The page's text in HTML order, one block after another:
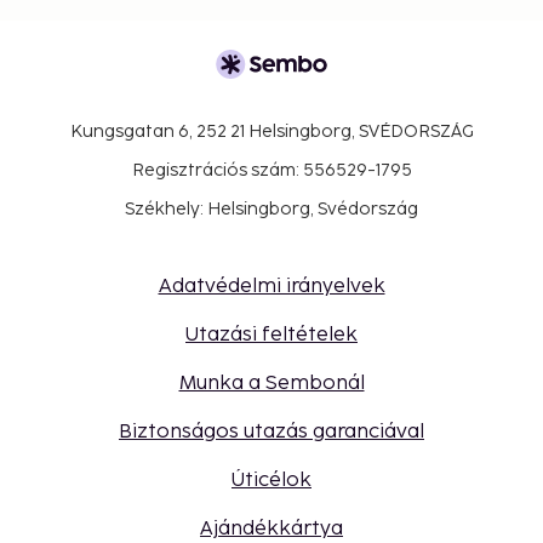
Kungsgatan 6, 252 21 Helsingborg, SVÉDORSZÁG
Regisztrációs szám: 556529-1795
Székhely: Helsingborg, Svédország
Adatvédelmi irányelvek
Utazási feltételek
Munka a Sembonál
Biztonságos utazás garanciával
Úticélok
Ajándékkártya